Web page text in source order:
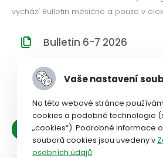
vychází Bulletin měsíčně a pouze v
Bulletin 6-7 2026
Bulletin 5 2026
Bulletin 4 2026
Archiv
Vaše nastavení
Na této webové stránce
cookies a podobné technologie
„cookies“). Podrobné informace
souborů cookies jsou uvedeny v
osobních údajů.